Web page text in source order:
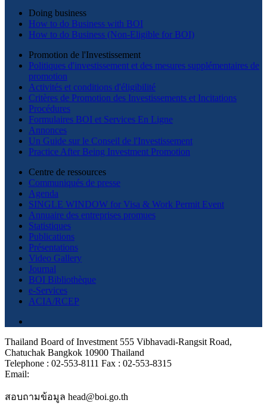
Doing business
How to do Business with BOI
How to do Business (Non-Eligible for BOI)
Promotion de l'Investissement
Politiques d'investissement et des mesures supplémentaires de
promotion
Activités et conditions d'éligibilité
Critères de Promotion des Investissements et Incitations
Procédures
Formulaires BOI et Services En Ligne
Annonces
Un Guide sur le Conseil de l'Investissement
Practice After Being Investment Promotion
Centre de ressources
Communiqués de presse
Agenda
SINGLE WINDOW for Visa & Work Permit Event
Annuaire des entreprises promues
Statistiques
Publications
Présentations
Video Gallery
Journal
BOI Bibliothèque
e-Services
ACIA/RCEP
Thailand Board of Investment 555 Vibhavadi-Rangsit Road,
Chatuchak Bangkok 10900 Thailand
Telephone : 02-553-8111 Fax : 02-553-8315
Email:
สอบถามข้อมูล head@boi.go.th